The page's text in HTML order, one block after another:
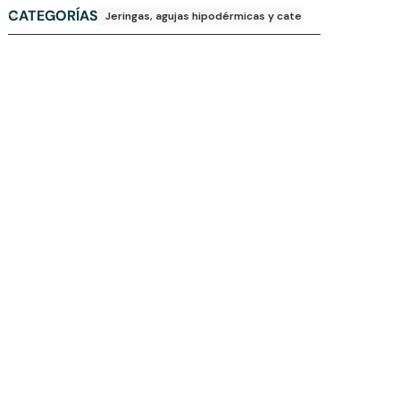
CATEGORÍAS Jeringas, agujas hipodérmicas y cateter